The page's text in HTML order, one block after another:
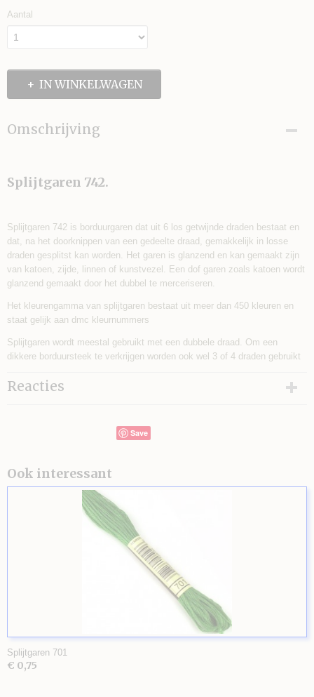
Aantal
IN WINKELWAGEN
Omschrijving
Splijtgaren 742.
Splijtgaren 742 is borduurgaren dat uit 6 los getwijnde draden bestaat en
dat, na het doorknippen van een gedeelte draad, gemakkelijk in losse
draden gesplitst kan worden. Het garen is glanzend en kan gemaakt zijn
van katoen, zijde, linnen of kunstvezel. Een dof garen zoals katoen wordt
glanzend gemaakt door het dubbel te merceriseren.
Het kleurengamma van splijtgaren bestaat uit meer dan 450 kleuren en
staat gelijk aan dmc kleurnummers
Splijtgaren wordt meestal gebruikt met een dubbele draad. Om een
dikkere borduursteek te verkrijgen worden ook wel 3 of 4 draden gebruikt
Reacties
Save
Ook interessant
Splijtgaren 701
€ 0,75